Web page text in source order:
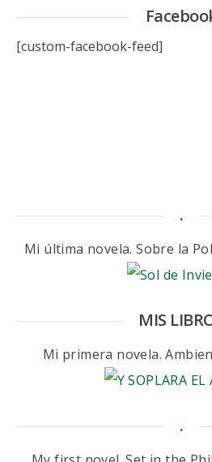
[custom-facebook-feed]
.
Mi última novela. Sobre la
MIS
Mi primera novela.
.